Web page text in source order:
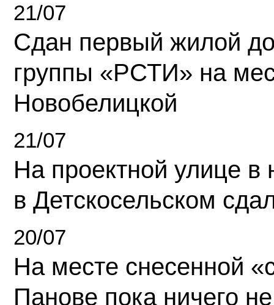
21/07
Сдан первый жилой
группы «РСТИ» на
Новобелицкой
21/07
На проектной улице
в Детскосельском
20/07
На месте снесенной
Панове пока ничего